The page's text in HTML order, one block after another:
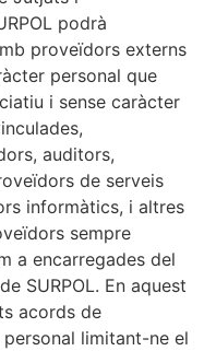
podrà
proveïdors externs
personal que
i sense caràcter
auditors,
de serveis
informàtics, i altres
sempre
a encarregades del
SURPOL. En aquest
acords de
limitant-ne el